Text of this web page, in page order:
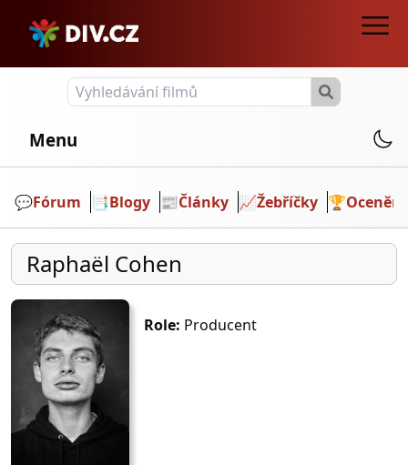
Menu
💬️Fórum 📑Blogy 📰Články 📈Žebříčky 🏆Ocenění
Raphaël Cohen
Role: Producent